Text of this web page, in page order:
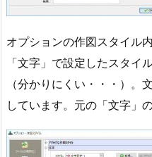
オプションの作図スタイル
「文字」で設定したスタイ
（分かりにくい・・・）。
しています。元の「文字」